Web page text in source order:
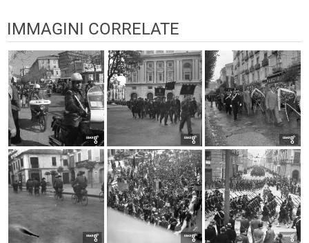
IMMAGINI CORRELATE